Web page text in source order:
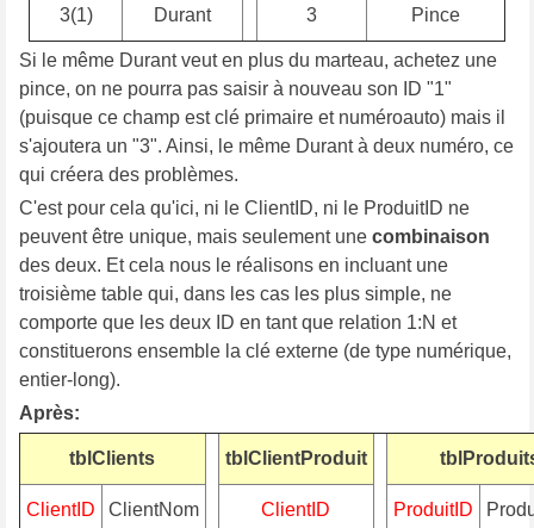
3(1) Durant 3 Pince
Si le même Durant veut en plus du marteau, achetez une
pince, on ne pourra pas saisir à nouveau son ID "1"
(puisque ce champ est clé primaire et numéroauto) mais il
s'ajoutera un "3". Ainsi, le même Durant à deux numéro, ce
qui créera des problèmes.
C'est pour cela qu'ici, ni le ClientID, ni le ProduitID ne
peuvent être unique, mais seulement une combinaison
des deux. Et cela nous le réalisons en incluant une
troisième table qui, dans les cas les plus simple, ne
comporte que les deux ID en tant que relation 1:N et
constituerons ensemble la clé externe (de type numérique,
entier-long).
Après:
tblClients tblClientProduit
ClientID ClientNom ClientID ProduitID